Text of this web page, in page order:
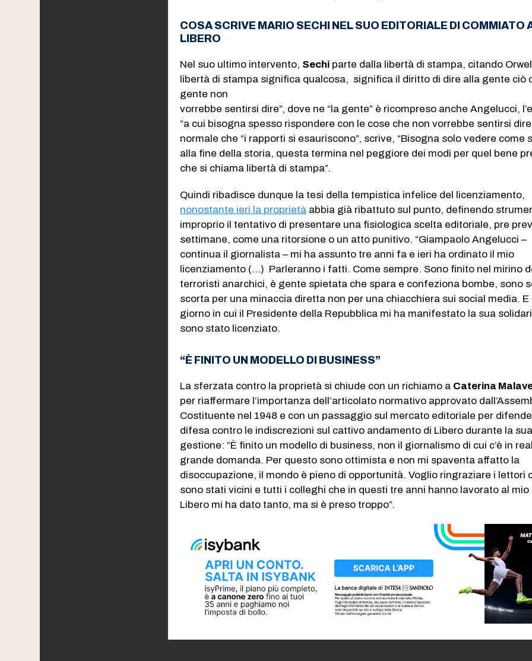
COSA SCRIVE MARIO SECHI NEL SUO EDITORIALE DI COMMIATO
LIBERO
Nel suo ultimo intervento, Sechi parte dalla libertà di stampa, citando
libertà di stampa significa qualcosa, significa il diritto di dire alla gente ciò
gente non
vorrebbe sentirsi dire”, dove ne “la gente” è ricompreso anche Angelucci,
“a cui bisogna spesso rispondere con le cose che non vorrebbe sentirsi
normale che “i rapporti si esauriscono”, scrive, “Bisogna solo vedere come
alla fine della storia, questa termina nel peggiore dei modi per quel bene
che si chiama libertà di stampa”.
Quindi ribadisce dunque la tesi della tempistica infelice del licenziamento,
nonostante ieri la proprietà abbia già ribattuto sul punto, definendo
improprio il tentativo di presentare una fisiologica scelta editoriale, pre
settimane, come una ritorsione o un atto punitivo. “Giampaolo Angelucci –
continua il giornalista – mi ha assunto tre anni fa e ieri ha ordinato il mio
licenziamento (…) Parleranno i fatti. Come sempre. Sono finito nel mirino
terroristi anarchici, è gente spietata che spara e confeziona bombe, sono
scorta per una minaccia diretta non per una chiacchiera sui social media. E
giorno in cui il Presidente della Repubblica mi ha manifestato la sua
sono stato licenziato.
“È FINITO UN MODELLO DI BUSINESS”
La sferzata contro la proprietà si chiude con un richiamo a Caterina
per riaffermare l’importanza dell’articolato normativo approvato
Costituente nel 1948 e con un passaggio sul mercato editoriale per
difesa contro le indiscrezioni sul cattivo andamento di Libero durante la sua
gestione: “È finito un modello di business, non il giornalismo di cui c’è in
grande domanda. Per questo sono ottimista e non mi spaventa affatto la
disoccupazione, il mondo è pieno di opportunità. Voglio ringraziare i lettori
sono stati vicini e tutti i colleghi che in questi tre anni hanno lavorato al mio
Libero mi ha dato tanto, ma si è preso troppo”.